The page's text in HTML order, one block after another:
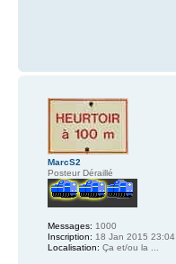
MarcS2
Posteur Déraillé
Messages: 1000
Inscription: 18 Jan 2015 23:04
Localisation: Ça et/ou la ...